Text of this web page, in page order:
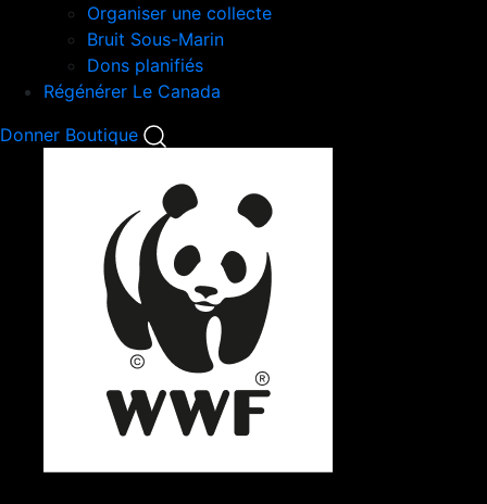
Organiser une collecte
Bruit Sous-Marin
Dons planifiés
Régénérer Le Canada
Donner Boutique